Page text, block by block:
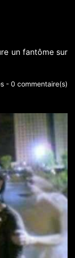
un fantôme sur
- 0 commentaire(s)